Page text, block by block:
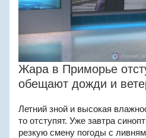
Жара в Приморье
обещают дожди и
Летний зной и высокая
то отступят. Уже завтра
резкую смену погоды с